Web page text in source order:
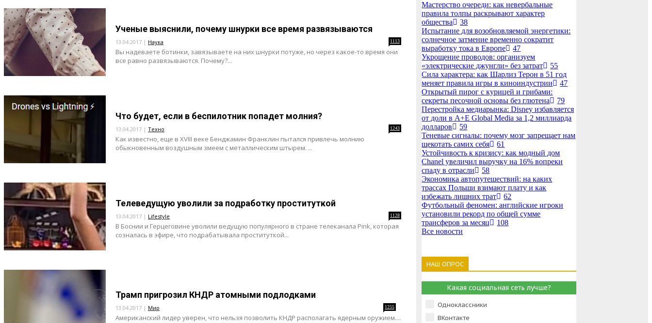
Ученые выяснили, почему шнурки все время развязываются
13.04.2017 | Наука 1113
Вы надеваете ботинки, завязываете на них шнурки потуже, но через какое-то время они
все равно развязываются. Почему?...
Что будет, если в беспилотник попадет молния?
13.04.2017 | Техно 1243
Как известно, еще в XVIII веке Бенджамин Франклин пытался привлечь молнию
обыкновенным воздушным змеем с металлическим штырем. ...
Телеведущую уволили за подработку проституткой
13.04.2017 | Lifestyle 1128
В Боснии и Герцеговине уволили ведущую популярного в стране телеканала Pink, которая
созналась в эфире, что подрабатывала проституткой...
Трамп пригрозил КНДР атомными подлодками
13.04.2017 | Мир 1255
Американский лидер уверен, что нельзя позволить КНДР располагать ядерным оружием....
Мастерство очереди: как невербальные
правила толпы раскрывают характер
общества
38
Испытание для возобновляемой энергетики:
солнечное затмение временно сократит
выработку тока в Европе
47
Укрощение проводов: организуем
«электрические джунгли» без затрат
55
Сила характера: как Шарлиз Терон в 51 год
меняет правила игры в киноиндустрии
47
Открытый пирог с курицей и грибами:
секреты песочной основы без глютена
79
Перестройка медиарынка: Disney избавляется
от доли в A+E Global Media за 1,2 миллиарда
долларов
59
Теневые сигналы: почему мозг запрещает нам
щекотать самих себя
61
Устойчивость к кризису: как модный дом
Chanel увеличил выручку на 16% вопреки
спаду в отрасли
58
Экономика автопутешествий: на каких
трассах Польши взимают плату и как
избежать лишних трат
62
Футбольный феномен: английские игроки
установили рекорд по общей сумме
трансферов за месяц
108
Все новости
НАШ ОПРОС
Какая социальная сеть лучше?
Одноклассники
ВКонтакте